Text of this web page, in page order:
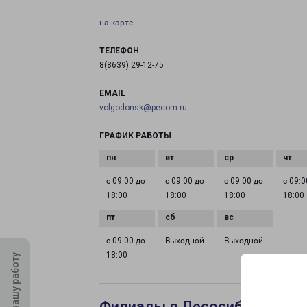
на карте
ТЕЛЕФОН
8(8639) 29-12-75
EMAIL
volgodonsk@pecom.ru
ГРАФИК РАБОТЫ
с 09:00 до
18:00
с 09:00 до
18:00
с 09:00 до
18:00
с
18:00
с 09:00 до
18:00
Выходной Выходной